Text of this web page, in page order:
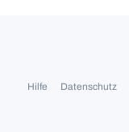
Hilfe Datenschutz